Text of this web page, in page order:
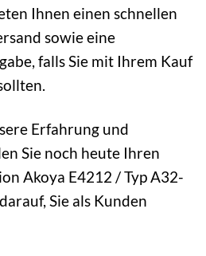
Ihnen einen schnellen
sowie eine
falls Sie mit Ihrem Kauf
Erfahrung und
Sie noch heute Ihren
Akoya E4212 / Typ A32-
Sie als Kunden